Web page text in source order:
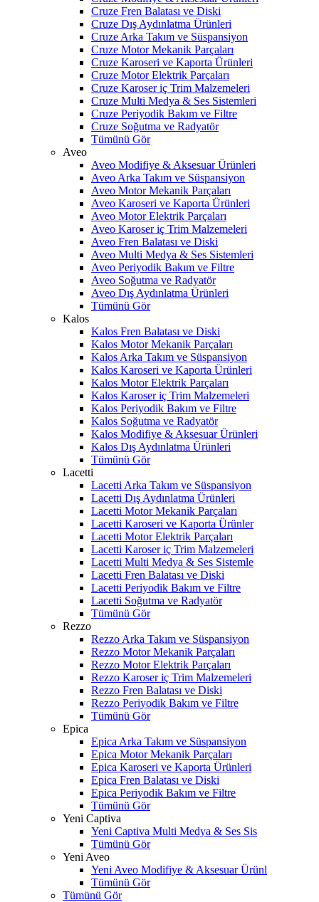
Cruze Fren Balatası ve Diski
Cruze Dış Aydınlatma Ürünleri
Cruze Arka Takım ve Süspansiyon
Cruze Motor Mekanik Parçaları
Cruze Karoseri ve Kaporta Ürünleri
Cruze Motor Elektrik Parçaları
Cruze Karoser iç Trim Malzemeleri
Cruze Multi Medya & Ses Sistemleri
Cruze Periyodik Bakım ve Filtre
Cruze Soğutma ve Radyatör
Tümünü Gör
Aveo
Aveo Modifiye & Aksesuar Ürünleri
Aveo Arka Takım ve Süspansiyon
Aveo Motor Mekanik Parçaları
Aveo Karoseri ve Kaporta Ürünleri
Aveo Motor Elektrik Parçaları
Aveo Karoser iç Trim Malzemeleri
Aveo Fren Balatası ve Diski
Aveo Multi Medya & Ses Sistemleri
Aveo Periyodik Bakım ve Filtre
Aveo Soğutma ve Radyatör
Aveo Dış Aydınlatma Ürünleri
Tümünü Gör
Kalos
Kalos Fren Balatası ve Diski
Kalos Motor Mekanik Parçaları
Kalos Arka Takım ve Süspansiyon
Kalos Karoseri ve Kaporta Ürünleri
Kalos Motor Elektrik Parçaları
Kalos Karoser iç Trim Malzemeleri
Kalos Periyodik Bakım ve Filtre
Kalos Soğutma ve Radyatör
Kalos Modifiye & Aksesuar Ürünleri
Kalos Dış Aydınlatma Ürünleri
Tümünü Gör
Lacetti
Lacetti Arka Takım ve Süspansiyon
Lacetti Dış Aydınlatma Ürünleri
Lacetti Motor Mekanik Parçaları
Lacetti Karoseri ve Kaporta Ürünler
Lacetti Motor Elektrik Parçaları
Lacetti Karoser iç Trim Malzemeleri
Lacetti Multi Medya & Ses Sistemle
Lacetti Fren Balatası ve Diski
Lacetti Periyodik Bakım ve Filtre
Lacetti Soğutma ve Radyatör
Tümünü Gör
Rezzo
Rezzo Arka Takım ve Süspansiyon
Rezzo Motor Mekanik Parçaları
Rezzo Motor Elektrik Parçaları
Rezzo Karoser iç Trim Malzemeleri
Rezzo Fren Balatası ve Diski
Rezzo Periyodik Bakım ve Filtre
Tümünü Gör
Epica
Epica Arka Takım ve Süspansiyon
Epica Motor Mekanik Parçaları
Epica Karoseri ve Kaporta Ürünleri
Epica Fren Balatası ve Diski
Epica Periyodik Bakım ve Filtre
Tümünü Gör
Yeni Captiva
Yeni Captiva Multi Medya & Ses Sis
Tümünü Gör
Yeni Aveo
Yeni Aveo Modifiye & Aksesuar Ürünl
Tümünü Gör
Tümünü Gör